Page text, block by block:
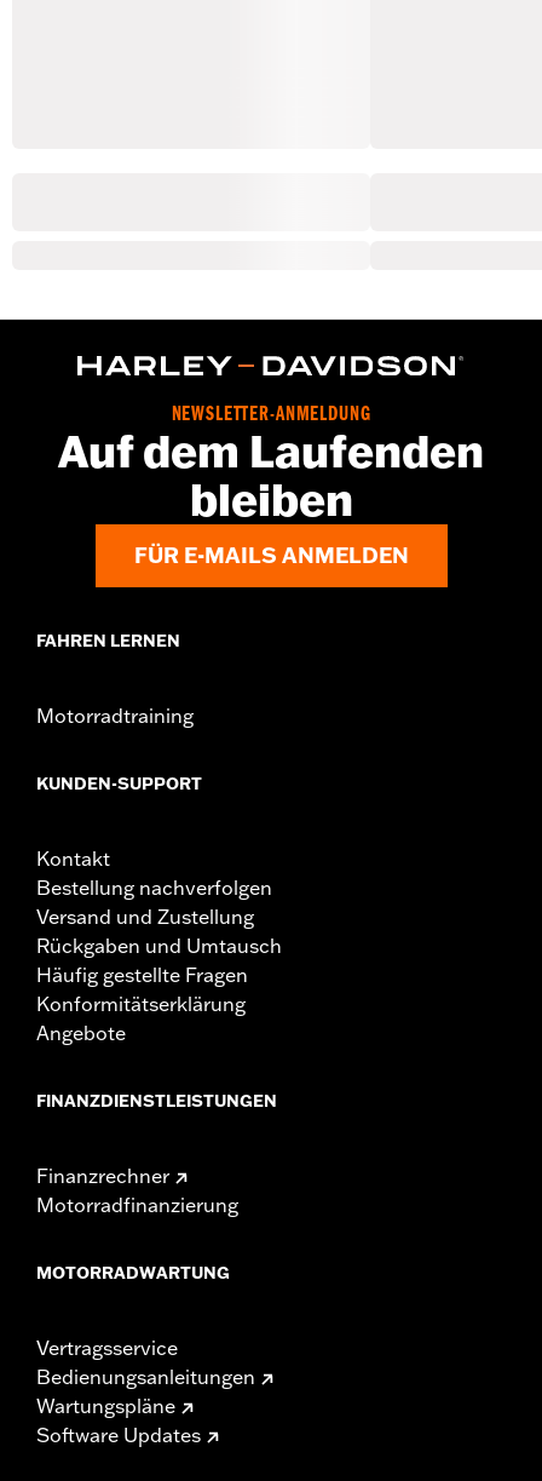
NEWSLETTER-ANMELDUNG
Auf dem Laufenden
bleiben
FÜR E-MAILS ANMELDEN
FAHREN LERNEN
Motorradtraining
KUNDEN-SUPPORT
Kontakt
Bestellung nachverfolgen
Versand und Zustellung
Rückgaben und Umtausch
Häufig gestellte Fragen
Konformitätserklärung
Angebote
FINANZDIENSTLEISTUNGEN
Finanzrechner
Motorradfinanzierung
MOTORRADWARTUNG
Vertragsservice
Bedienungsanleitungen
Wartungspläne
Software Updates